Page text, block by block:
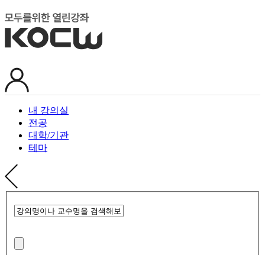
내 강의실
전공
대학/기관
테마